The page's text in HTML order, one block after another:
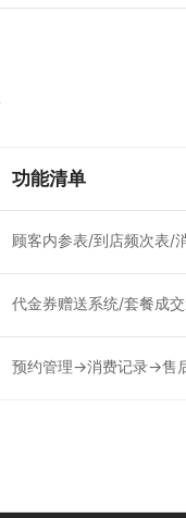
​功能清单​
顾客内参表/到店频次表/
代金券赠送系统/套餐成
预约管理→消费记录→售